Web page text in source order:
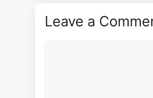
Leave a